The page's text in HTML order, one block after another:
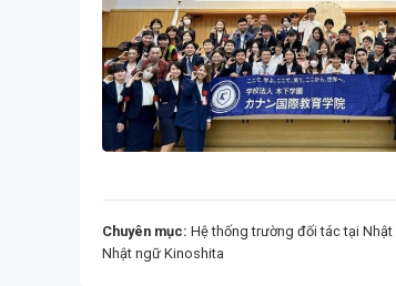
Chuyên mục: Hệ thống trường đối tác tại Nhật
Nhật ngữ Kinoshita